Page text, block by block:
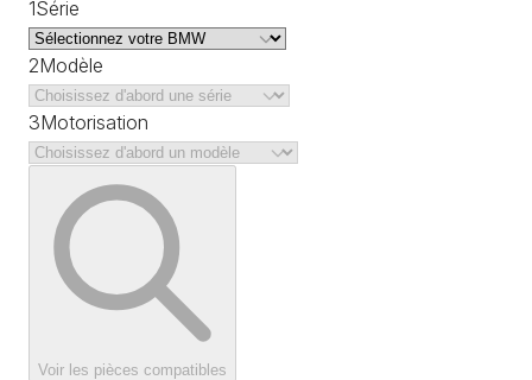
1Série
2Modèle
3Motorisation
Voir les pièces compatibles